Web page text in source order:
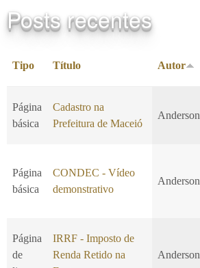
Posts recentes
Tipo Título Autor
Página
básica
Cadastro na
Prefeitura de Maceió
Anderson
Página
básica
CONDEC - Vídeo
demonstrativo
Anderson
Página
de
IRRF - Imposto de
Renda Retido na
Anderson